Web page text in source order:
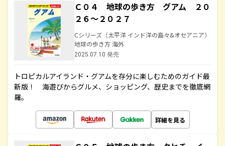
Ｃ０４ 地球の歩き方 グアム ２０
２６～２０２７
Cシリーズ（太平洋 インド洋の島々&オセアニア）
地球の歩き方 海外
2025.07.10 発売
トロピカルアイランド・グアムを存分に楽しむためのガイド最
新版！ 海遊びからグルメ、ショッピング、歴史までを徹底網
羅。
詳細を見る